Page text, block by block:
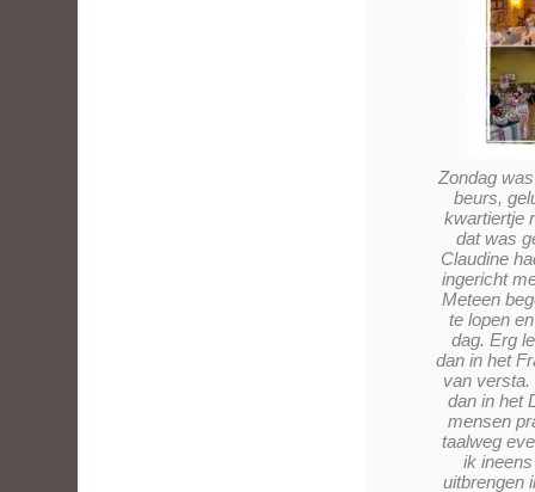
Zondag
beurs,
kwartiertje
dat was
Claudine
ingericht
Meteen
te lopen
dag. Erg
dan in het
van
dan in het
mensen
taalweg
ik
uitbrengen